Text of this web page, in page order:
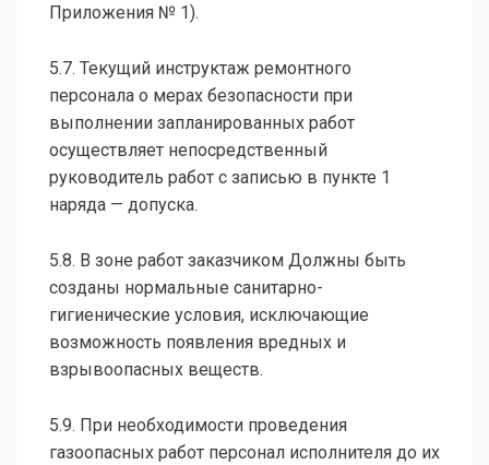
Приложения № 1).
5.7. Текущий инструктаж ремонтного
персонала о мерах безопасности при
выполнении запланированных работ
осуществляет непосредственный
руководитель работ с записью в пункте 1
наряда — допуска.
5.8. B зоне работ заказчиком Должны быть
созданы нормальные санитарно-
гигиенические условия, исключающие
возможность появления вредных и
взрывоопасных веществ.
5.9. При необходимости проведения
газоопасных работ персонал исполнителя до их